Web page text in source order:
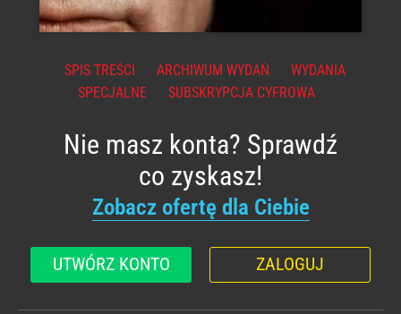
SPIS TREŚCI ARCHIWUM WYDAŃ
WYDANIA
SPECJALNE
SUBSKRYPCJA CYFROWA
Nie masz konta? Sprawdź
co zyskasz!
Zobacz ofertę dla Ciebie
UTWÓRZ KONTO ZALOGUJ